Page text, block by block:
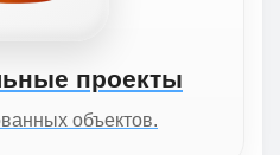
проекты
объектов.